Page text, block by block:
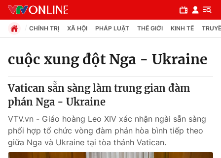
Chuyên mục
Chính trị
Xã hội
Pháp luật
CHÍNH TRỊ XÃ HỘI PHÁP LUẬT THẾ GIỚI KINH TẾ
cuộc xung đột Nga - Ukraine
Vatican sẵn sàng làm trung gian đàm
phán Nga - Ukraine
VTV.vn - Giáo hoàng Leo XIV xác nhận ngài sẵn sàng
phối hợp tổ chức vòng đàm phán hòa bình tiếp theo
giữa Nga và Ukraine tại tòa thánh Vatican.